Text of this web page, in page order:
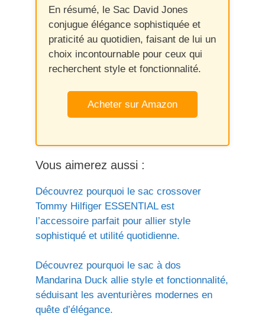
En résumé, le Sac David Jones
conjugue élégance sophistiquée et
praticité au quotidien, faisant de lui un
choix incontournable pour ceux qui
recherchent style et fonctionnalité.
Acheter sur Amazon
Vous aimerez aussi :
Découvrez pourquoi le sac crossover
Tommy Hilfiger ESSENTIAL est
l’accessoire parfait pour allier style
sophistiqué et utilité quotidienne.
Découvrez pourquoi le sac à dos
Mandarina Duck allie style et fonctionnalité,
séduisant les aventurières modernes en
quête d’élégance.